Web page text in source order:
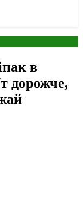
в
дорожче,